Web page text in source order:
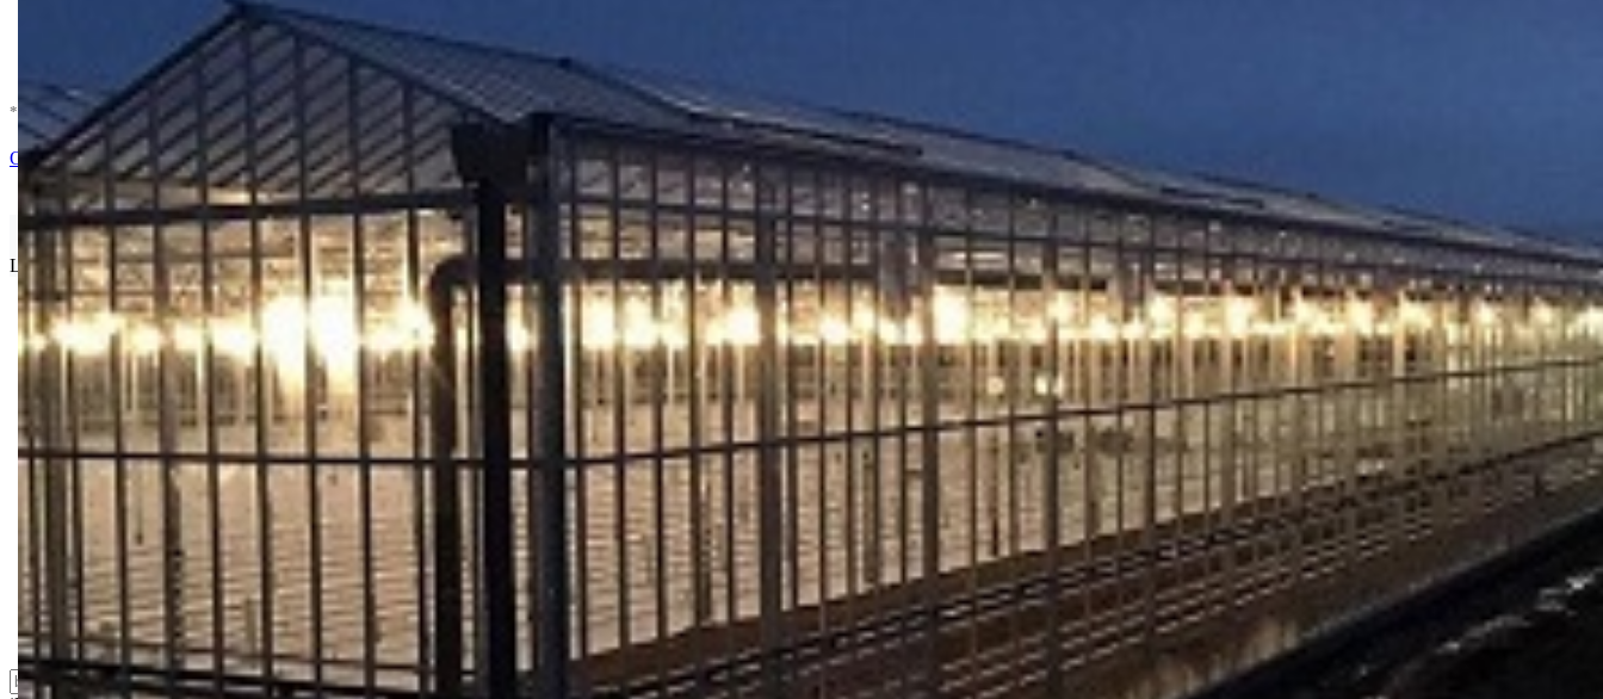
* U cenu je uracunat PDV * Nema Na Stanju !
Ocenite i napišite preporuku
Isporuka Info
Limit za porudžbinu je500.00 dinaraza isporuku na teritoriji Srbije. Za inostranstvo, molimo da nas kontaktirate za informacije o ceni i mogućnostima isporuke.
Bio priča
Biostimulacija
Dezinfekcija
Feromoni i klopke
Folije i agrotekstili
Oprema i instrumenti
Semena povrća
Sredstva za ishranu biljaka
Sredstva za zaštitu biljaka
Supstrati
Zaštita ... u 10 litara